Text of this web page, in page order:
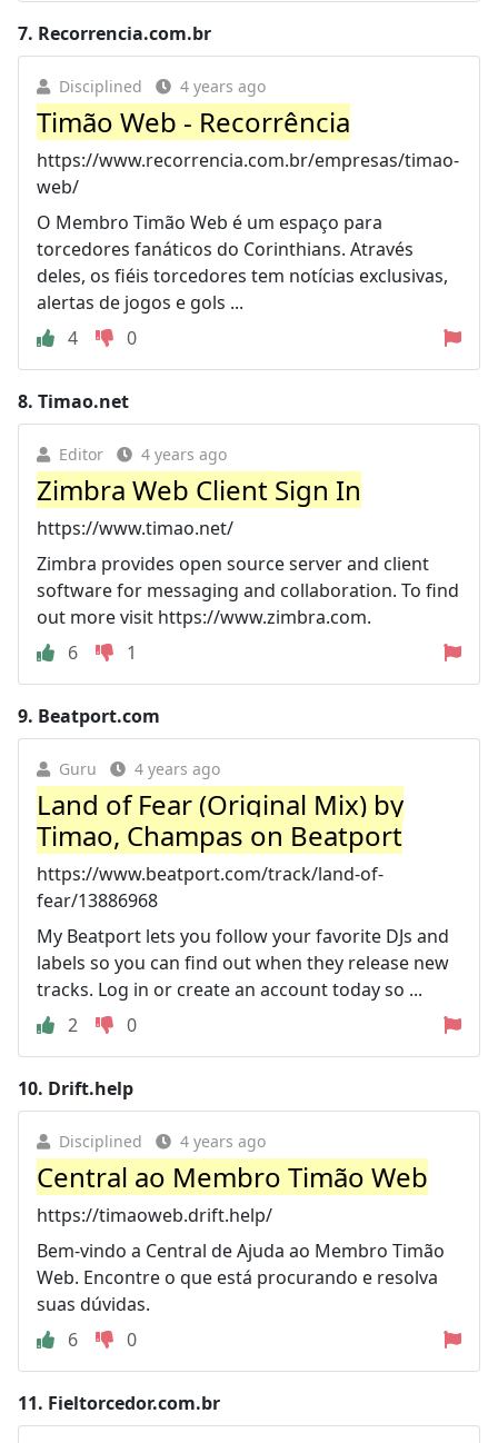
7. Recorrencia.com.br
Disciplined 4 years ago
Timão Web - Recorrência
https://www.recorrencia.com.br/empresas/timao-
web/
O Membro Timão Web é um espaço para
torcedores fanáticos do Corinthians. Através
deles, os fiéis torcedores tem notícias exclusivas,
alertas de jogos e gols ...
4
0
8. Timao.net
Editor 4 years ago
Zimbra Web Client Sign In
https://www.timao.net/
Zimbra provides open source server and client
software for messaging and collaboration. To find
out more visit https://www.zimbra.com.
6
1
9. Beatport.com
Guru 4 years ago
Land of Fear (Original Mix) by
Timao, Champas on Beatport
https://www.beatport.com/track/land-of-
fear/13886968
My Beatport lets you follow your favorite DJs and
labels so you can find out when they release new
tracks. Log in or create an account today so ...
2
0
10. Drift.help
Disciplined 4 years ago
Central ao Membro Timão Web
https://timaoweb.drift.help/
Bem-vindo a Central de Ajuda ao Membro Timão
Web. Encontre o que está procurando e resolva
suas dúvidas.
6
0
11. Fieltorcedor.com.br